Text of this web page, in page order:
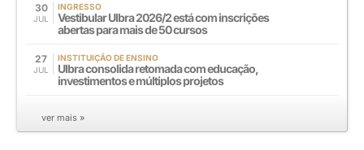
30
JUL
INGRESSO
Vestibular Ulbra 2026/2 está com inscrições
abertas para mais de 50 cursos
27
JUL
INSTITUIÇÃO DE ENSINO
Ulbra consolida retomada com educação,
investimentos e múltiplos projetos
ver mais »